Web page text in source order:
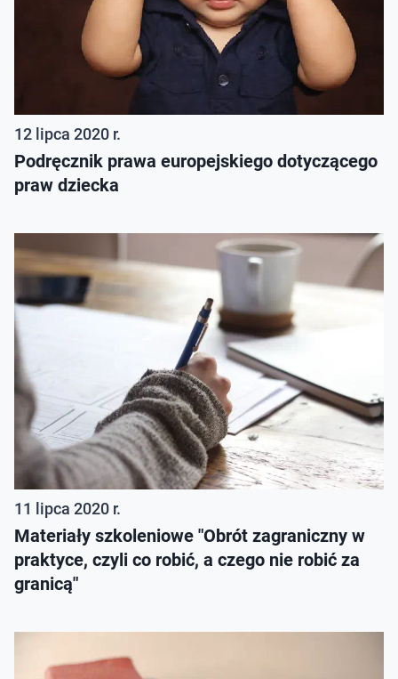
12 lipca 2020 r.
Podręcznik prawa europejskiego dotyczącego
praw dziecka
11 lipca 2020 r.
Materiały szkoleniowe "Obrót zagraniczny w
praktyce, czyli co robić, a czego nie robić za
granicą"